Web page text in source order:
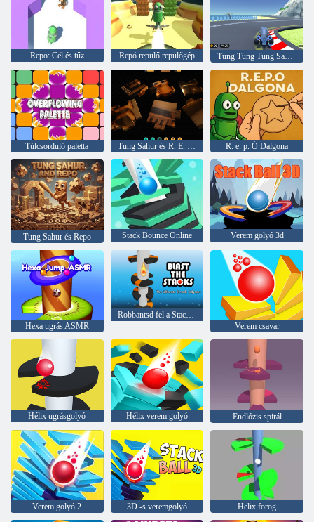
Repo: Cél és tűz Repó repülő repülőgép Tung Tung Tung Sahur Repo Racing
Túlcsorduló paletta Tung Sahur és R. E. P. O R. e. p. Ó Dalgona
Tung Sahur és Repo Stack Bounce Online Verem golyó 3d
Hexa ugrás ASMR
Robbantsd fel a Stackeket
Verem csavar
Hélix ugrásgolyó Hélix verem golyó Endlózis spirál
Verem golyó 2 3D -s veremgolyó Helix forog